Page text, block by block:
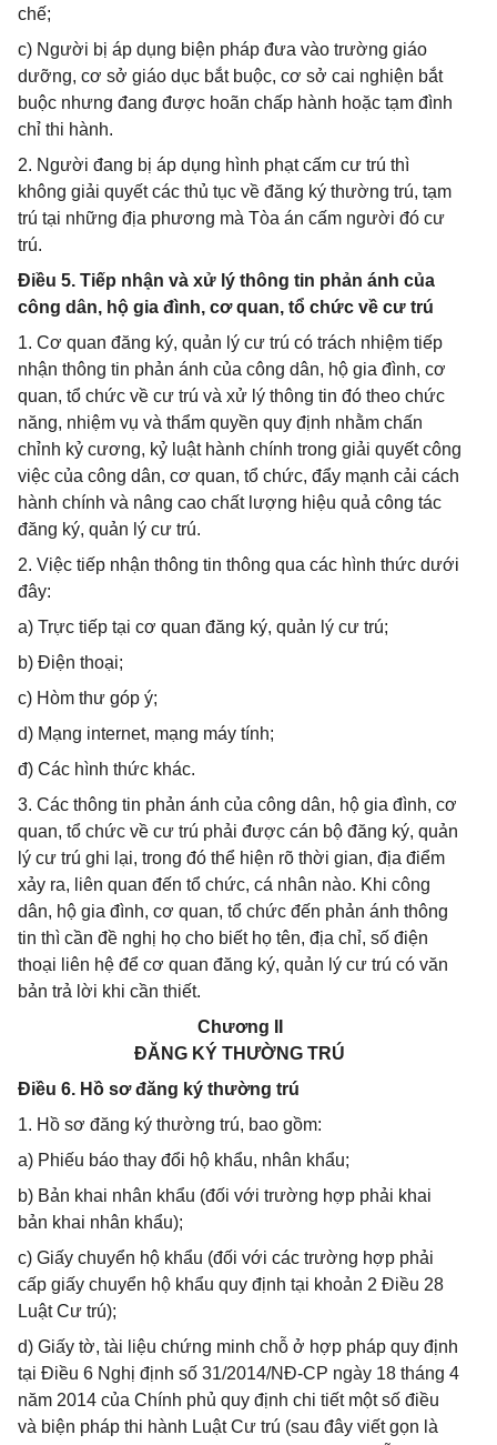
chế;
c) Người bị áp dụng biện pháp đưa vào trường giáo
dưỡng, cơ sở giáo dục bắt buộc, cơ sở cai nghiện bắt
buộc nhưng đang được hoãn chấp hành hoặc tạm đình
chỉ thi hành.
2. Người đang bị áp dụng hình phạt cấm cư trú thì
không giải quyết các thủ tục về đăng ký thường trú, tạm
trú tại những địa phương mà Tòa án cấm người đó cư
trú.
Điều 5. Tiếp nhận và xử lý thông tin phản ánh của
công dân, hộ gia đình, cơ quan, tổ chức về cư trú
1. Cơ quan đăng ký, quản lý cư trú có trách nhiệm tiếp
nhận thông tin phản ánh của công dân, hộ gia đình, cơ
quan, tổ chức về cư trú và xử lý thông tin đó theo chức
năng, nhiệm vụ và thẩm quyền quy định nhằm chấn
chỉnh kỷ cương, kỷ luật hành chính trong giải quyết công
việc của công dân, cơ quan, tổ chức, đẩy mạnh cải cách
hành chính và nâng cao chất lượng hiệu quả công tác
đăng ký, quản lý cư trú.
2. Việc tiếp nhận thông tin thông qua các hình thức dưới
đây:
a) Trực tiếp tại cơ quan đăng ký, quản lý cư trú;
b) Điện thoại;
c) Hòm thư góp ý;
d) Mạng internet, mạng máy tính;
đ) Các hình thức khác.
3. Các thông tin phản ánh của công dân, hộ gia đình, cơ
quan, tổ chức về cư trú phải được cán bộ đăng ký, quản
lý cư trú ghi lại, trong đó thể hiện rõ thời gian, địa điểm
xảy ra, liên quan đến tổ chức, cá nhân nào. Khi công
dân, hộ gia đình, cơ quan, tổ chức đến phản ánh thông
tin thì cần đề nghị họ cho biết họ tên, địa chỉ, số điện
thoại liên hệ để cơ quan đăng ký, quản lý cư trú có văn
bản trả lời khi cần thiết.
Chương II
ĐĂNG KÝ THƯỜNG TRÚ
Điều 6. Hồ sơ đăng ký thường trú
1. Hồ sơ đăng ký thường trú, bao gồm:
a) Phiếu báo thay đổi hộ khẩu, nhân khẩu;
b) Bản khai nhân khẩu (đối với trường hợp phải khai
bản khai nhân khẩu);
c) Giấy chuyển hộ khẩu (đối với các trường hợp phải
cấp giấy chuyển hộ khẩu quy định tại khoản 2 Điều 28
Luật Cư trú);
d) Giấy tờ, tài liệu chứng minh chỗ ở hợp pháp quy định
tại Điều 6 Nghị định số 31/2014/NĐ-CP ngày 18 tháng 4
năm 2014 của Chính phủ quy định chi tiết một số điều
và biện pháp thi hành Luật Cư trú (sau đây viết gọn là